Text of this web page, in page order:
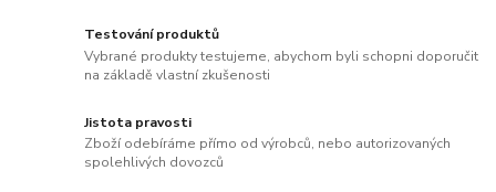
Testování produktů
Vybrané produkty testujeme, abychom byli schopni doporučit
na základě vlastní zkušenosti
Jistota pravosti
Zboží odebíráme přímo od výrobců, nebo autorizovaných
spolehlivých dovozců